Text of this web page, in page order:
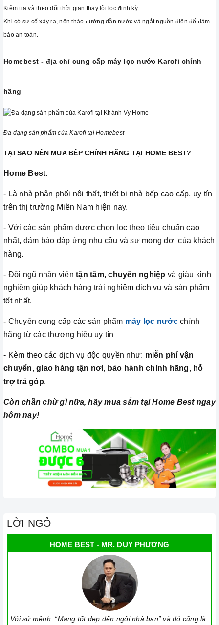
Kiểm tra và theo dõi thời gian thay lõi lọc định kỳ.
Khi có sự cố xảy ra, nên tháo đường dẫn nước và ngắt nguồn điện để đảm
bảo an toàn.
Homebest - địa chỉ cung cấp máy lọc nước Karofi chính
hãng
Đa dạng sản phẩm của Karofi tại Homebest
TẠI SAO NÊN MUA BẾP CHÍNH HÃNG TẠI HOME BEST?
Home Best:
- Là nhà phân phối nội thất, thiết bị nhà bếp cao cấp, uy tín
trên thị trường Miền Nam hiện nay.
- Với các sản phẩm được chọn lọc theo tiêu chuẩn cao
nhất, đảm bảo đáp ứng nhu cầu và sự mong đợi của khách
hàng.
- Đội ngũ nhân viên tận tâm, chuyên nghiệp và giàu kinh
nghiệm giúp khách hàng trải nghiệm dịch vụ và sản phẩm
tốt nhất.
- Chuyên cung cấp các sản phẩm máy lọc nướcchính
hãng từ các thương hiệu uy tín
- Kèm theo các dịch vụ độc quyền như: miễn phí vận
chuyển, giao hàng tận nơi, bảo hành chính hãng, hỗ
trợ trả góp.
Còn chần chừ gì nữa, hãy mua sắm tại Home Best ngay
hôm nay!
LỜI NGỎ
HOME BEST - MR. DUY PHƯƠNG
Với sứ mệnh: “Mang tốt đẹp đến ngôi nhà bạn” và đó cũng là